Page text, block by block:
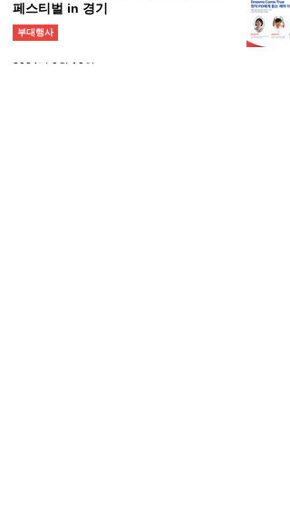
페스티벌 in 경기
부대행사
2024년 9월 10일